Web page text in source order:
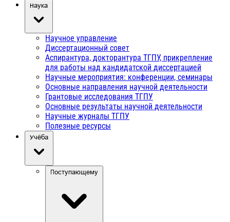
Наука
Научное управление
Диссертационный совет
Аспирантура, докторантура ТГПУ, прикрепление
для работы над кандидатской диссертацией
Научные мероприятия: конференции, семинары
Основные направления научной деятельности
Грантовые исследования ТГПУ
Основные результаты научной деятельности
Научные журналы ТГПУ
Полезные ресурсы
Учёба
Поступающему